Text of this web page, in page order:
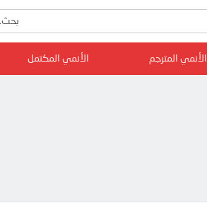
الأنمي المترجم الأنمي المكتمل